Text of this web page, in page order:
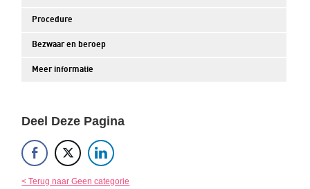
Procedure
Bezwaar en beroep
Meer informatie
Deel Deze Pagina
< Terug naar Geen categorie